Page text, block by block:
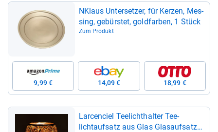
NKlaus Unter­set­zer, für Ker­zen, Mes­
sing, gebürs­tet, gold­far­ben, 1 Stück
Zum Produkt
9,99 € 14,09 € 18,99 €
Lar­cen­ciel Tee­licht­hal­ter Tee­
lichtauf­satz aus Glas Glasauf­satz